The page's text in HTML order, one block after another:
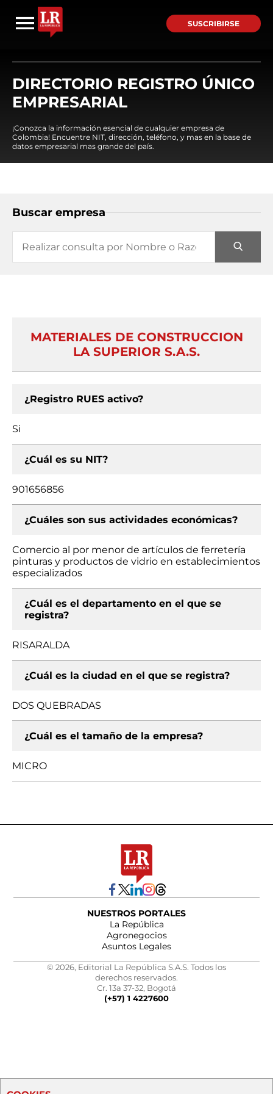
SUSCRIBIRSE
DIRECTORIO REGISTRO ÚNICO
EMPRESARIAL
¡Conozca la información esencial de cualquier empresa de
Colombia! Encuentre NIT, dirección, teléfono, y mas en la base de
datos empresarial mas grande del país.
Buscar empresa
MATERIALES DE CONSTRUCCION
LA SUPERIOR S.A.S.
¿Registro RUES activo?
Si
¿Cuál es su NIT?
901656856
¿Cuáles son sus actividades económicas?
Comercio al por menor de artículos de ferretería
pinturas y productos de vidrio en establecimientos
especializados
¿Cuál es el departamento en el que se
registra?
RISARALDA
¿Cuál es la ciudad en el que se registra?
DOS QUEBRADAS
¿Cuál es el tamaño de la empresa?
MICRO
NUESTROS PORTALES
La República
Agronegocios
Asuntos Legales
© 2026, Editorial La República S.A.S. Todos los
derechos reservados.
Cr. 13a 37-32, Bogotá
(+57) 1 4227600